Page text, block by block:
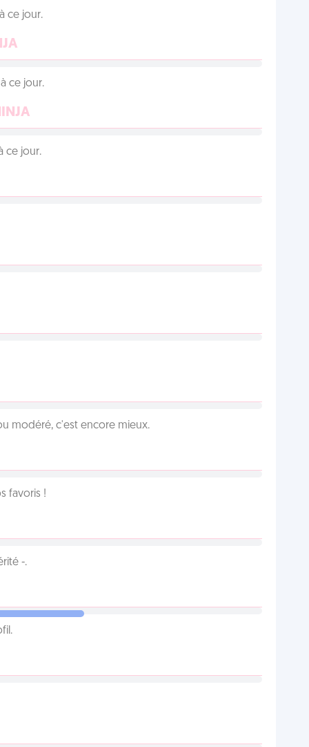
ce jour.
ce jour.
ce jour.
modéré, c'est encore mieux.
favoris !
-.